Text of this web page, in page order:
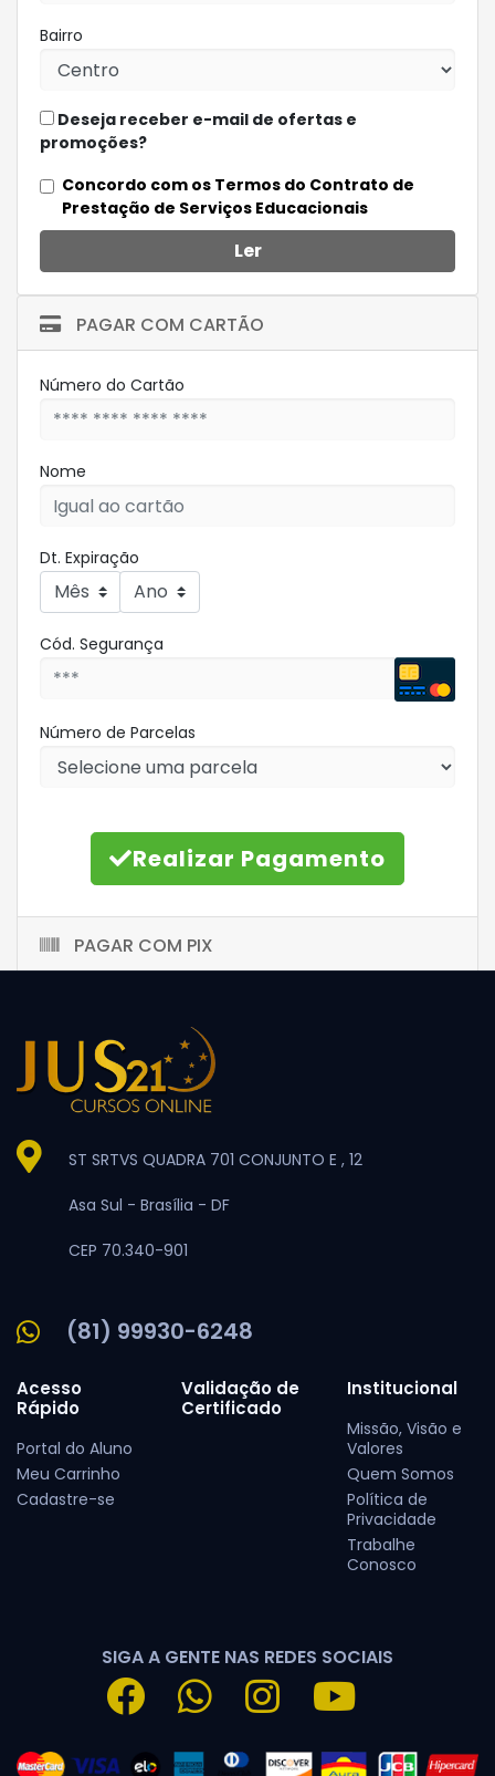
Bairro
Deseja receber e-mail de ofertas e
promoções?
Concordo com os Termos do Contrato de
Prestação de Serviços Educacionais
Ler
PAGAR COM CARTÃO
Número do Cartão
Nome
Dt. Expiração
Cód. Segurança
Número de Parcelas
Realizar Pagamento
PAGAR COM PIX
ST SRTVS QUADRA 701 CONJUNTO E , 12
Asa Sul - Brasília - DF
CEP 70.340-901
(81) 99930-6248
Acesso
Rápido
Portal do Aluno
Meu Carrinho
Cadastre-se
Validação de
Certificado
Institucional
Missão, Visão e
Valores
Quem Somos
Política de
Privacidade
Trabalhe
Conosco
SIGA A GENTE NAS REDES SOCIAIS